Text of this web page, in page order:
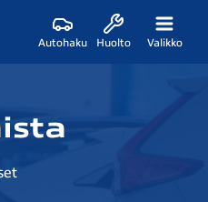
Autohaku Huolto Valikko